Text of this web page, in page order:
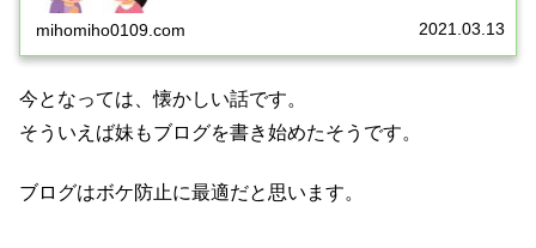
mihomiho0109.com 2021.03.13
今となっては、懐かしい話です。
そういえば妹もブログを書き始めたそうです。
ブログはボケ防止に最適だと思います。